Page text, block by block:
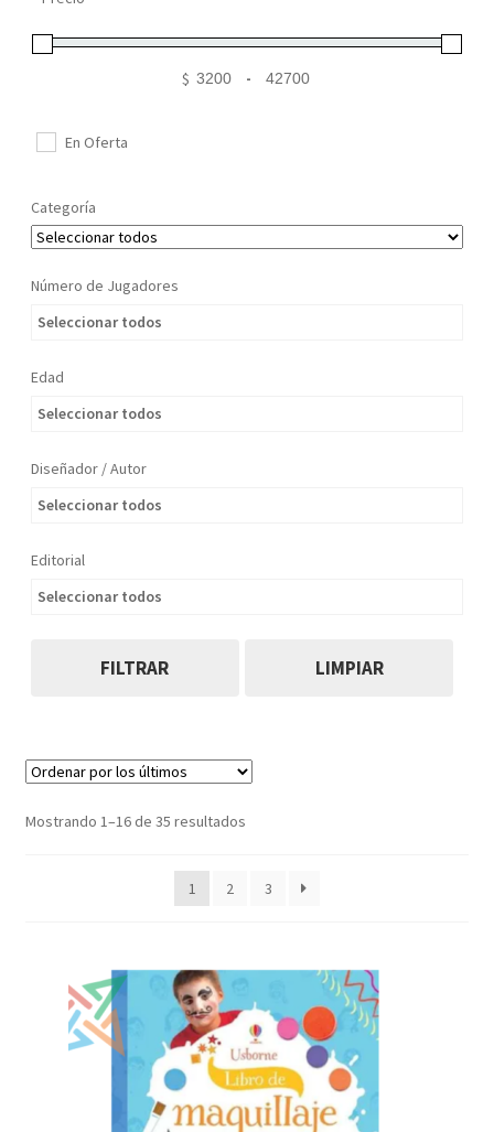
Mostrando 1–16 de 35 resultadosOrdenado
últimos
1 2 3
$
Minimum Price
-
Maximum Price
En Oferta
Categoría
Número de Jugadores
Seleccionar todos
Edad
Seleccionar todos
Diseñador / Autor
Seleccionar todos
Editorial
Seleccionar todos
FILTRAR LIMPIAR